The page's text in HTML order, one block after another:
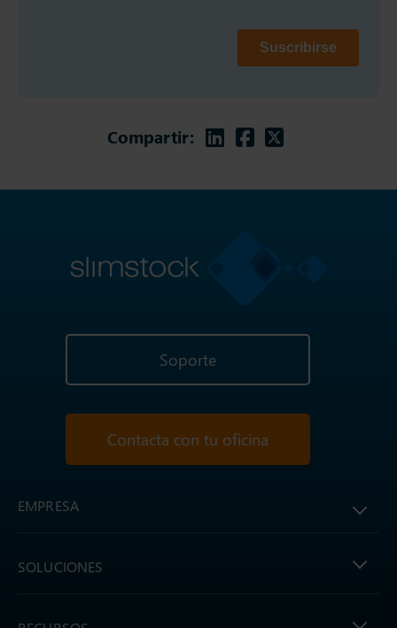
Compartir: Linkedin
Facebook
Twitter
Soporte
Contacta con tu oficina
EMPRESA
SOLUCIONES